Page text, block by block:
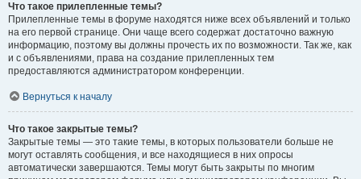
Что такое прилепленные темы?
Прилепленные темы в форуме находятся ниже всех объявлений и только
на его первой странице. Они чаще всего содержат достаточно важную
информацию, поэтому вы должны прочесть их по возможности. Так же, как
и с объявлениями, права на создание прилепленных тем
предоставляются администратором конференции.
Вернуться к началу
Что такое закрытые темы?
Закрытые темы — это такие темы, в которых пользователи больше не
могут оставлять сообщения, и все находящиеся в них опросы
автоматически завершаются. Темы могут быть закрыты по многим